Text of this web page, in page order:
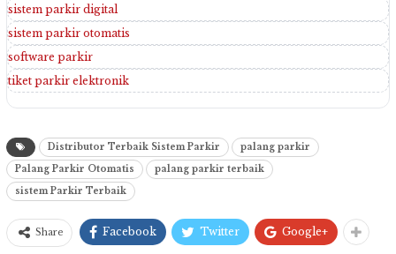
sistem parkir digital
sistem parkir otomatis
software parkir
tiket parkir elektronik
Distributor Terbaik Sistem Parkir
palang parkir
Palang Parkir Otomatis
palang parkir terbaik
sistem Parkir Terbaik
Share Facebook Twitter Google+